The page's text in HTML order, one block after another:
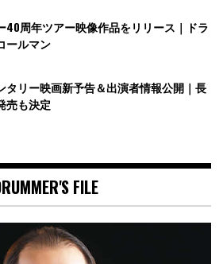
40周年ツアー映像作品をリリース｜ドラ
ールマン
タリー映画新予告＆出演者情報公開｜長
売も決定
FILE